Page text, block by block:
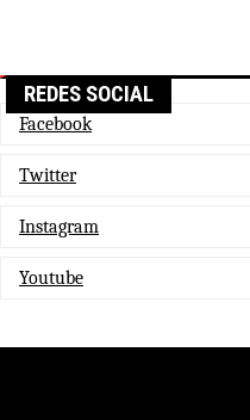
REDES SOCIAL
Facebook
Twitter
Instagram
Youtube